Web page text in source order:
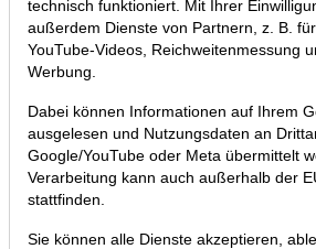
Chartanalyse Allianz:
schnell nach
verkaufen?
04.08.2021 um 07:26 Uhr | P. Uhlschmied
technisch funktioniert. Mit Ihrer
außerdem Dienste von Partnern, z. B.
YouTube-Videos, Reichweitenmessung
Werbung.
Dabei können Informationen auf Ihrem
ausgelesen und Nutzungsdaten an
Google/YouTube oder Meta übermittelt
Verarbeitung kann auch außerhalb der
stattfinden.
Sie können alle Dienste akzeptieren,